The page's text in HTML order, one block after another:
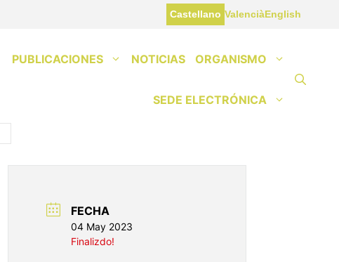
Castellano ValenciàEnglish
PUBLICACIONES NOTICIAS ORGANISMO
SEDE ELECTRÓNICA
FECHA
04 May 2023
Finalizdo!